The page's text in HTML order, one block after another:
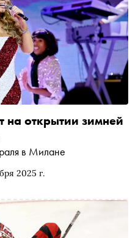
2025 г.
на открытии зимней
в Милане